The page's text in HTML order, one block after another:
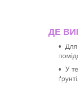
ДЕ
У
ґрунті.